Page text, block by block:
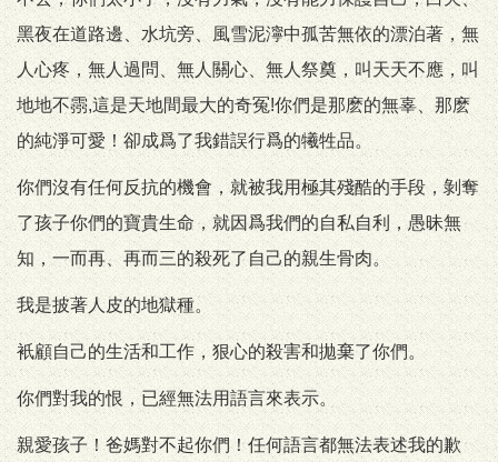
黑夜在道路邊、水坑旁、風雪泥濘中孤苦無依的漂泊著，無
人心疼，無人過問、無人關心、無人祭奠，叫天天不應，叫
地地不霛,這是天地間最大的奇冤!你們是那麽的無辜、那麽
的純淨可愛！卻成爲了我錯誤行爲的犧牲品。
你們沒有任何反抗的機會，就被我用極其殘酷的手段，剝奪
了孩子你們的寶貴生命，就因爲我們的自私自利，愚昧無
知，一而再、再而三的殺死了自己的親生骨肉。
我是披著人皮的地獄種。
衹顧自己的生活和工作，狠心的殺害和拋棄了你們。
你們對我的恨，已經無法用語言來表示。
親愛孩子！爸媽對不起你們！任何語言都無法表述我的歉